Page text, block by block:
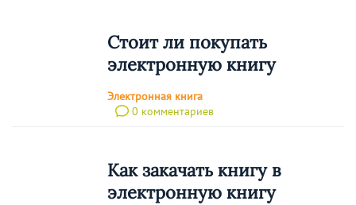
Стоит ли покупать
электронную книгу
Электронная книга
0 комментариев
Как закачать книгу в
электронную книгу